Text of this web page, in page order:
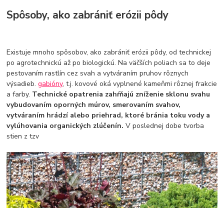
Spôsoby, ako zabrániť erózii pôdy
Existuje mnoho spôsobov, ako zabrániť erózii pôdy, od technickej
po agrotechnickú až po biologickú. Na väčších poliach sa to deje
pestovaním rastlín cez svah a vytváraním pruhov rôznych
výsadieb.gabióny, t.j. kovové oká vyplnené kameňmi rôznej frakcie
a farby. Technické opatrenia zahŕňajú zníženie sklonu svahu
vybudovaním oporných múrov, smerovaním svahov,
vytváraním hrádzí alebo priehrad, ktoré bránia toku vody a
vylúhovania organických zlúčenín.V poslednej dobe tvorba
stien z tzv